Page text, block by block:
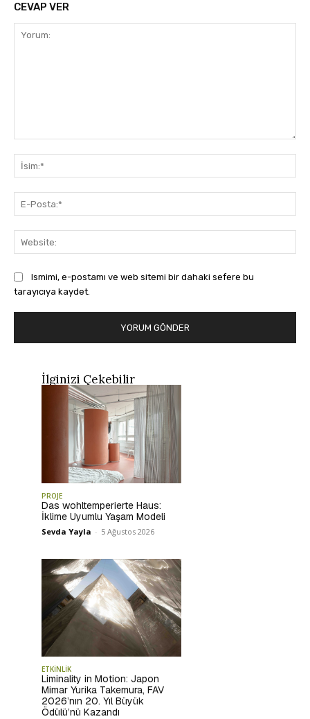
CEVAP VER
Ismimi, e-postamı ve web sitemi bir dahaki sefere bu
tarayıcıya kaydet.
İlginizi Çekebilir
PROJE
Das wohltemperierte Haus:
İklime Uyumlu Yaşam Modeli
Sevda Yayla - 5 Ağustos 2026
ETKİNLİK
Liminality in Motion: Japon
Mimar Yurika Takemura, FAV
2026’nın 20. Yıl Büyük
Ödülü’nü Kazandı